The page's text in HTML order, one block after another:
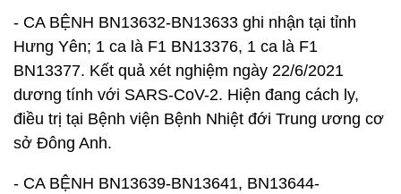
- CA BỆNH BN13632-BN13633 ghi nhận tại tỉnh
Hưng Yên; 1 ca là F1 BN13376, 1 ca là F1
BN13377. Kết quả xét nghiệm ngày 22/6/2021
dương tính với SARS-CoV-2. Hiện đang cách ly,
điều trị tại Bệnh viện Bệnh Nhiệt đới Trung ương cơ
sở Đông Anh.
- CA BỆNH BN13639-BN13641, BN13644-